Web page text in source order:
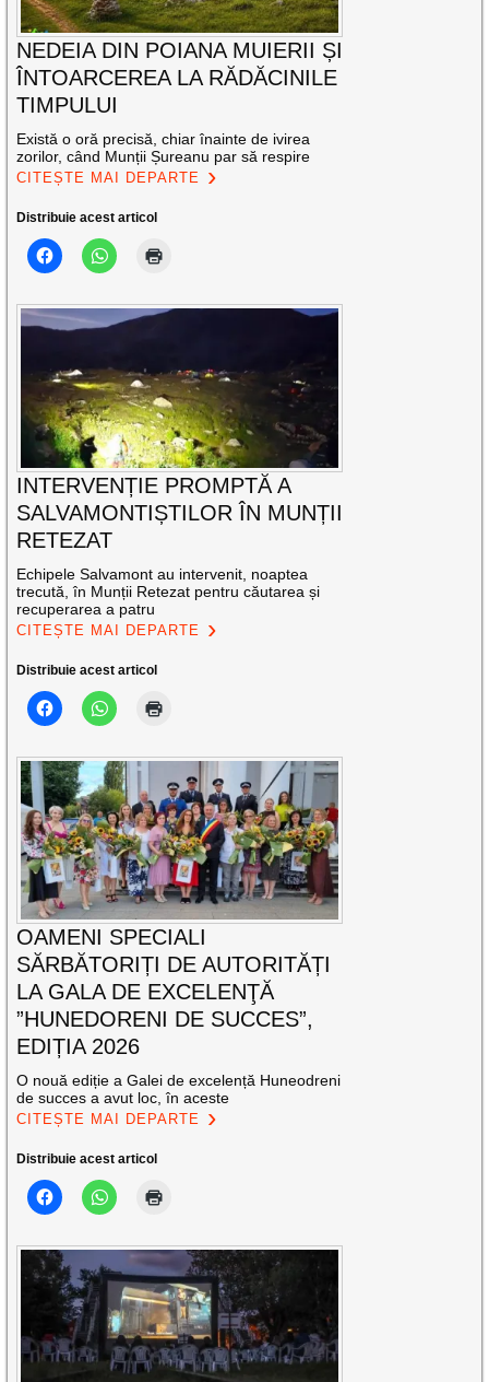
NEDEIA DIN POIANA MUIERII ȘI
ÎNTOARCEREA LA RĂDĂCINILE
TIMPULUI
Există o oră precisă, chiar înainte de ivirea
zorilor, când Munții Șureanu par să respire
CITEȘTE MAI DEPARTE
Distribuie acest articol
INTERVENȚIE PROMPTĂ A
SALVAMONTIȘTILOR ÎN MUNȚII
RETEZAT
Echipele Salvamont au intervenit, noaptea
trecută, în Munții Retezat pentru căutarea și
recuperarea a patru
CITEȘTE MAI DEPARTE
Distribuie acest articol
OAMENI SPECIALI
SĂRBĂTORIȚI DE AUTORITĂȚI
LA GALA DE EXCELENŢĂ
”HUNEDORENI DE SUCCES”,
EDIȚIA 2026
O nouă ediție a Galei de excelență Huneodreni
de succes a avut loc, în aceste
CITEȘTE MAI DEPARTE
Distribuie acest articol